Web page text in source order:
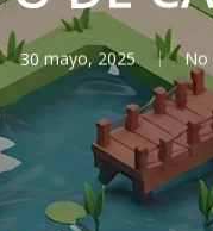
30 mayo, 2025 No